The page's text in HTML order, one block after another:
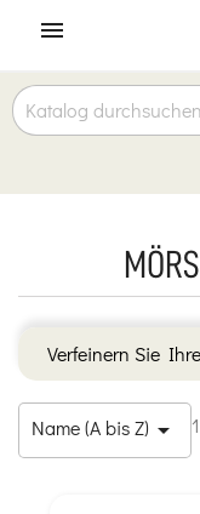

Verfeinern Sie
Name (A bis Z) 